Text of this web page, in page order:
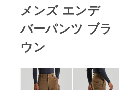
メンズ エンデ
バーパンツ ブラ
ウン